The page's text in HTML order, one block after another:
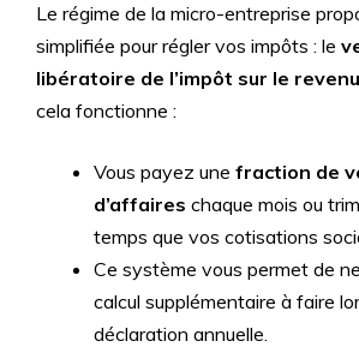
Le régime de la micro-entreprise
simplifiée pour régler vos impôts : le
libératoire de l’impôt sur le revenu
cela fonctionne :
Vous payez une fraction de
d’affaires chaque mois ou
temps que vos cotisations
Ce système vous permet de
calcul supplémentaire à faire
déclaration annuelle.